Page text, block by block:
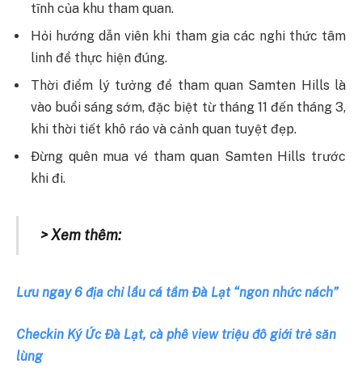
tĩnh của khu tham quan.
Hỏi hướng dẫn viên khi tham gia các nghi thức tâm
linh để thực hiện đúng.
Thời điểm lý tưởng để tham quan Samten Hills là
vào buổi sáng sớm, đặc biệt từ tháng 11 đến tháng 3,
khi thời tiết khô ráo và cảnh quan tuyệt đẹp.
Đừng quên mua vé tham quan Samten Hills trước
khi đi.
> Xem thêm:
Lưu ngay 6 địa chỉ lẩu cá tầm Đà Lạt “ngon nhức nách”
Checkin Ký Ức Đà Lạt, cà phê view triệu đô giới trẻ săn
lùng